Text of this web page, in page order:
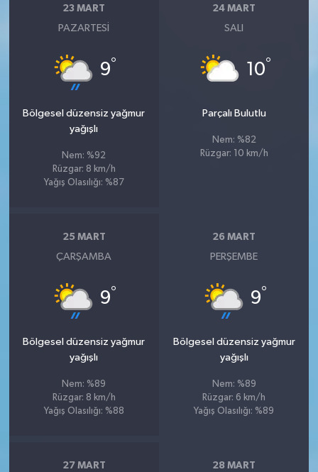
23 MART
PAZARTESI
9°
Bölgesel düzensiz yağmur
yağışlı
Nem: %92
Rüzgar: 8 km/h
Yağış Olasılığı: %87
24 MART
SALI
10°
Parçalı Bulutlu
Nem: %82
Rüzgar: 10 km/h
25 MART
ÇARŞAMBA
9°
Bölgesel düzensiz yağmur
yağışlı
Nem: %89
Rüzgar: 8 km/h
Yağış Olasılığı: %88
26 MART
PERŞEMBE
9°
Bölgesel düzensiz yağmur
yağışlı
Nem: %89
Rüzgar: 6 km/h
Yağış Olasılığı: %89
27 MART 28 MART